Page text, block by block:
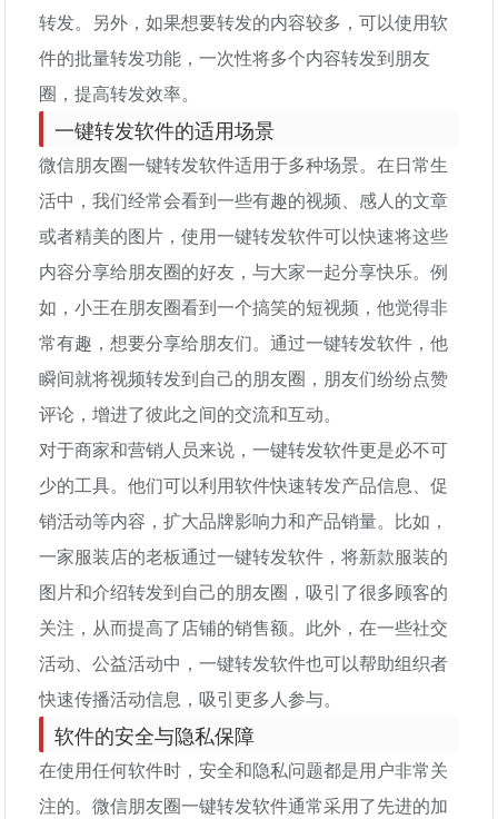
转发。另外，如果想要转发的内容较多，可以使用软
件的批量转发功能，一次性将多个内容转发到朋友
圈，提高转发效率。
一键转发软件的适用场景
微信朋友圈一键转发软件适用于多种场景。在日常生
活中，我们经常会看到一些有趣的视频、感人的文章
或者精美的图片，使用一键转发软件可以快速将这些
内容分享给朋友圈的好友，与大家一起分享快乐。例
如，小王在朋友圈看到一个搞笑的短视频，他觉得非
常有趣，想要分享给朋友们。通过一键转发软件，他
瞬间就将视频转发到自己的朋友圈，朋友们纷纷点赞
评论，增进了彼此之间的交流和互动。
对于商家和营销人员来说，一键转发软件更是必不可
少的工具。他们可以利用软件快速转发产品信息、促
销活动等内容，扩大品牌影响力和产品销量。比如，
一家服装店的老板通过一键转发软件，将新款服装的
图片和介绍转发到自己的朋友圈，吸引了很多顾客的
关注，从而提高了店铺的销售额。此外，在一些社交
活动、公益活动中，一键转发软件也可以帮助组织者
快速传播活动信息，吸引更多人参与。
软件的安全与隐私保障
在使用任何软件时，安全和隐私问题都是用户非常关
注的。微信朋友圈一键转发软件通常采用了先进的加